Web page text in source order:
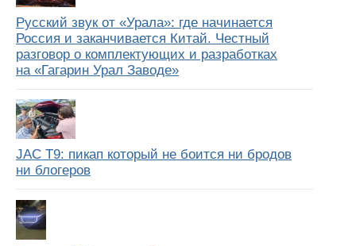
Русский звук от «Урала»: где начинается
Россия и заканчивается Китай. Честный
разговор о комплектующих и разработках
на «Гагарин Урал Заводе»
JAC T9: пикап который не боится ни бродов
ни блогеров